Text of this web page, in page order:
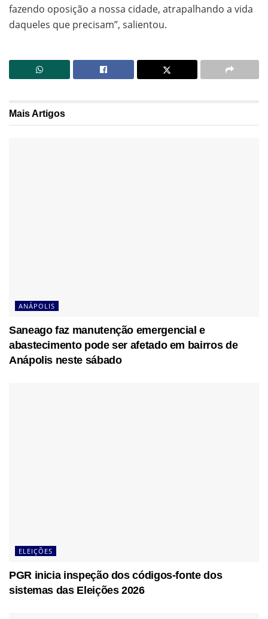
fazendo oposição a nossa cidade, atrapalhando a vida
daqueles que precisam”, salientou.
MaisArtigos
ANÁPOLIS
Saneago faz manutenção emergencial e
abastecimento pode ser afetado em bairros de
Anápolis neste sábado
ELEIÇÕES
PGR inicia inspeção dos códigos-fonte dos
sistemas das Eleições 2026